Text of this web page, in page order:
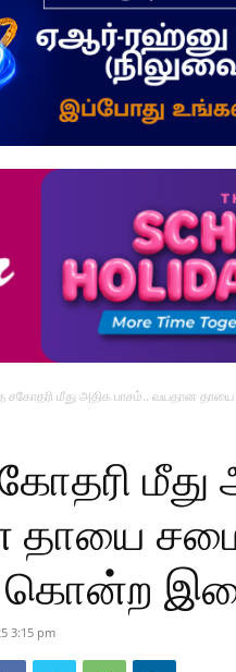
சகோதரி மீது அதிக பாசம்.. வயதான
மீது
தாயை
கொன்ற
3:15 pm